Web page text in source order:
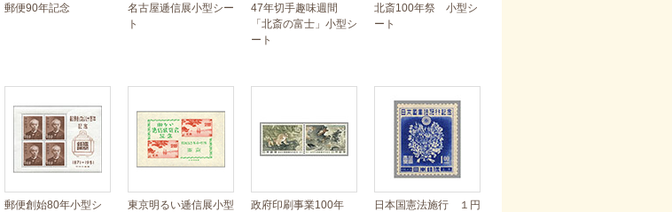
郵便90年記念
名古屋逓信展小型シー
ト
47年切手趣味週間
「北斎の富士」小型シ
ート
北斎100年祭 小型シ
ート
郵便創始80年小型シ
東京明るい逓信展小型
政府印刷事業100年
日本国憲法施行 １円